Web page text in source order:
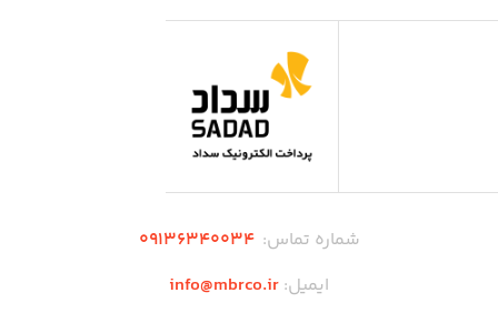
شماره تماس:۰۹136340034
ایمیل: info@mbrco.ir